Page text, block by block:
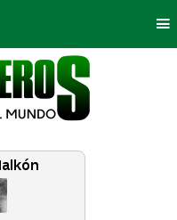
Bogotá
Deportes
Neira